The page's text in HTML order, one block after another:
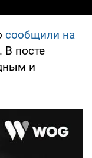
сообщили на
В посте
и